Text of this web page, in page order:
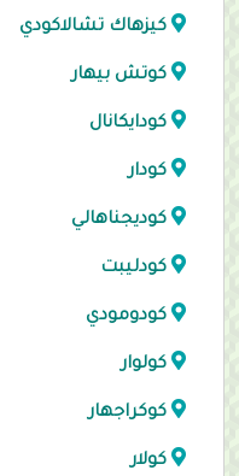
كيزهاك تشالاكودي
كوتش بيهار
كودايكانال
كودار
كوديجناهالي
كودليبت
كودومودي
كولوار
كوكراجهار
كولار